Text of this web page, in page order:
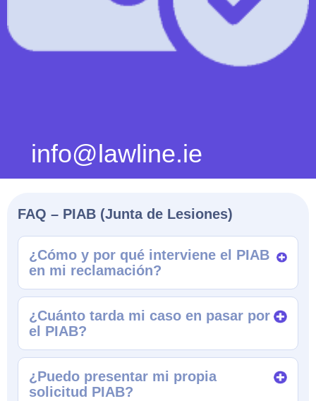
info@lawline.ie
FAQ – PIAB (Junta de Lesiones)
¿Cómo y por qué interviene el PIAB
en mi reclamación?
¿Cuánto tarda mi caso en pasar por
el PIAB?
¿Puedo presentar mi propia
solicitud PIAB?